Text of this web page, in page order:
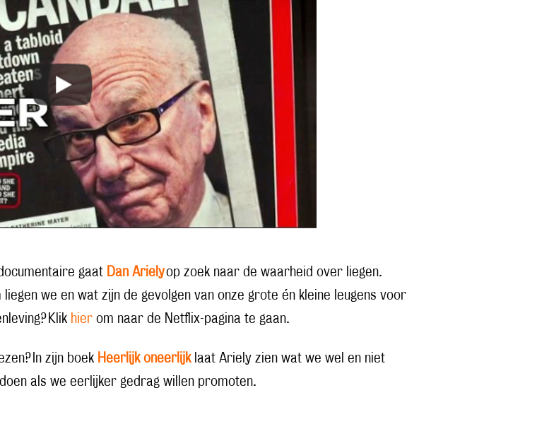
gaat Dan Arielyop zoek naar de waarheid over liegen.
liegen we en wat zijn de gevolgen van onze grote én kleine leugens voor
Klik hier om naar de Netflix-pagina te gaan.
In zijn boek Heerlijk oneerlijklaat Ariely zien wat we wel en niet
als we eerlijker gedrag willen promoten.